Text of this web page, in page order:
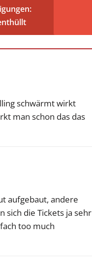
schwärmt wirkt
man schon das das
aufgebaut, andere
sich die Tickets ja sehr
too much